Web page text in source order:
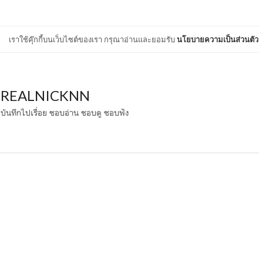
เราใช้คุ๊กกี้บนเว็บไซต์ของเรา กรุณาอ่านและยอมรับนโยบายความเป็นส่วนตัว
REALNICKNN
บันทึกไปเรื่อย ชอบอ่าน ชอบดู ชอบฟัง